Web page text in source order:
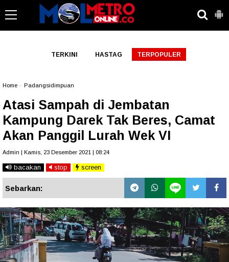
TERKINI HASTAG TERPOPULER
Home Padangsidimpuan
Atasi Sampah di Jembatan
Kampung Darek Tak Beres, Camat
Akan Panggil Lurah Wek VI
Admin | Kamis, 23 Desember 2021 | 08:24
bacakan stop screen
Sebarkan: